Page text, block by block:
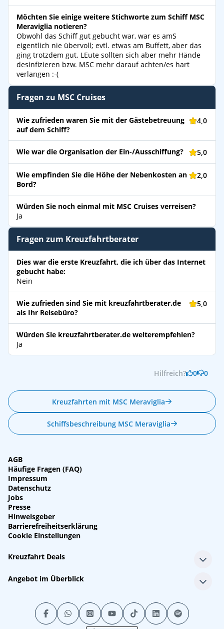
Möchten Sie einige weitere Stichworte zum Schiff MSC
Meraviglia notieren?
Obwohl das Schiff gut gebucht war, war es amS
eigentlich nie übervoll; evtl. etwas am Buffett, aber das
ging trotzdem gut. LEute sollten sich aber mehr Hände
desinfizieren bzw. MSC mehr darauf achten/es hart
verlangen :-(
Fragen zu MSC Cruises
Wie zufrieden waren Sie mit der Gästebetreuung
auf dem Schiff?
4,0
Wie war die Organisation der Ein-/Ausschiffung? 5,0
Wie empfinden Sie die Höhe der Nebenkosten an
Bord?
2,0
Würden Sie noch einmal mit MSC Cruises verreisen?
Ja
Fragen zum Kreuzfahrtberater
Dies war die erste Kreuzfahrt, die ich über das Internet
gebucht habe:
Nein
Wie zufrieden sind Sie mit kreuzfahrtberater.de
als Ihr Reisebüro?
5,0
Würden Sie kreuzfahrtberater.de weiterempfehlen?
Ja
Kreuzfahrten mit MSC Meraviglia
Schiffsbeschreibung MSC Meraviglia
Hilfreich? 0 0
AGB
Häufige Fragen (FAQ)
Impressum
Datenschutz
Jobs
Presse
Hinweisgeber
Barrierefreiheitserklärung
Cookie Einstellungen
Kreuzfahrt Deals
Single-Kreuzfahrten
Kreuzfahrt mit Kindern
Minikreuzfahrten
Stornokabinen
Luxuskreuzfahrten
Angebot im Überblick
Alle Schiffe
Alle Reiseziele
Kreuzfahrtpakete